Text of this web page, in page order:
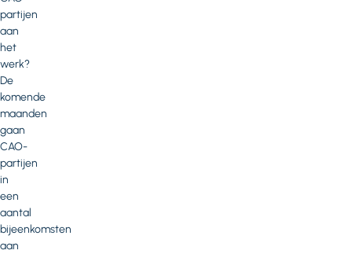
partijen
aan
het
werk?
De
komende
maanden
gaan
CAO-
partijen
in
een
aantal
bijeenkomsten
aan